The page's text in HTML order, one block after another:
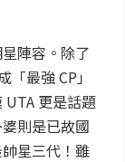
陣容。除了
最強 CP」
更是話題
則是已故國
星三代！雖